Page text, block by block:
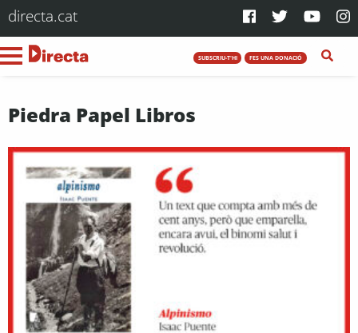
directa.cat
SUBSCRIU-T'HI FES UNA DONACIÓ
Piedra Papel Libros